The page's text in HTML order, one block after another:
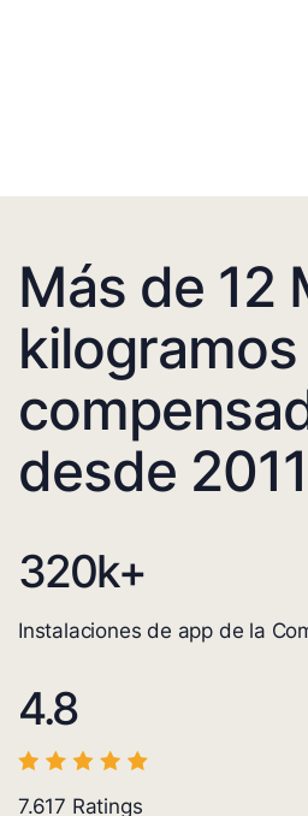
Más de 12
desde
320k+
Instalaciones de app de la
4.8
7.617 Ratings